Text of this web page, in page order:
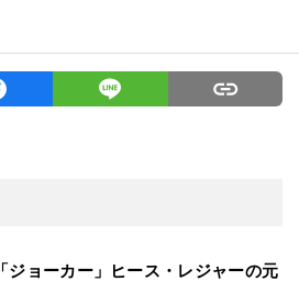
「ジョーカー」ヒース・レジャーの元